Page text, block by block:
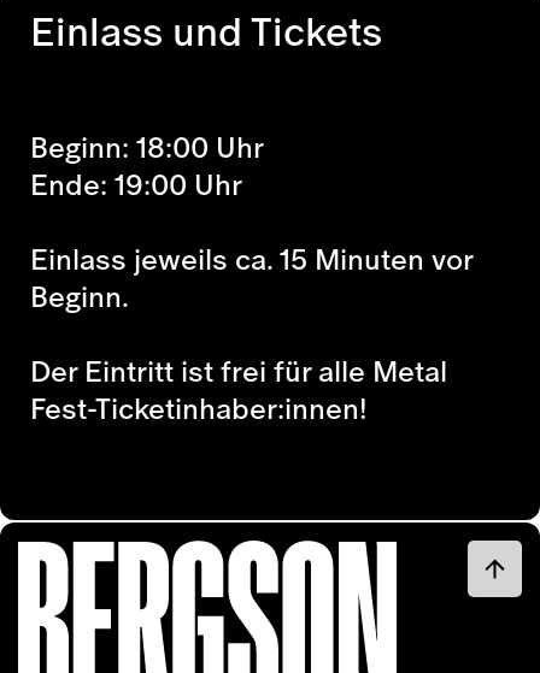
Einlass und Tickets
Beginn: 18:00 Uhr
Ende: 19:00 Uhr
Einlass jeweils ca. 15 Minuten vor
Beginn.
Der Eintritt ist frei für alle Metal
Fest-Ticketinhaber:innen!